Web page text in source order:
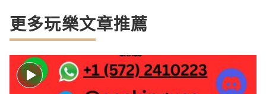
更多玩樂文章推薦